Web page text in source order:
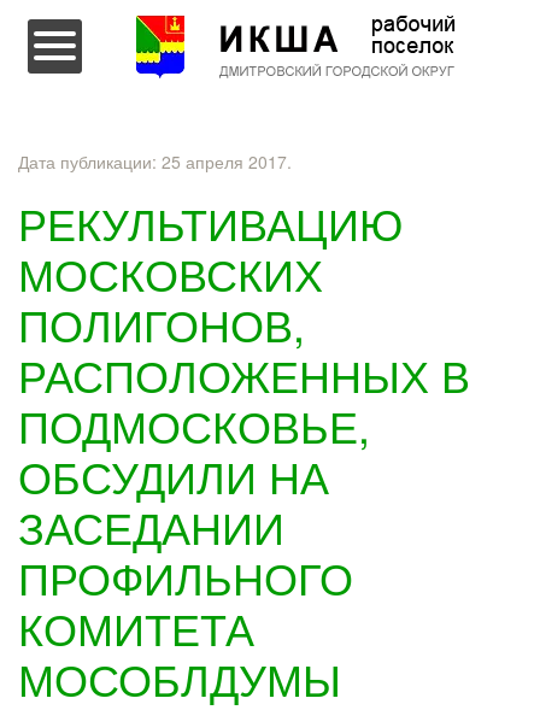
Перейти к содержимому
Дата публикации: 25 апреля 2017.
РЕКУЛЬТИВАЦИЮ
МОСКОВСКИХ
ПОЛИГОНОВ,
РАСПОЛОЖЕННЫХ В
ПОДМОСКОВЬЕ,
ОБСУДИЛИ НА
ЗАСЕДАНИИ
ПРОФИЛЬНОГО
КОМИТЕТА
МОСОБЛДУМЫ